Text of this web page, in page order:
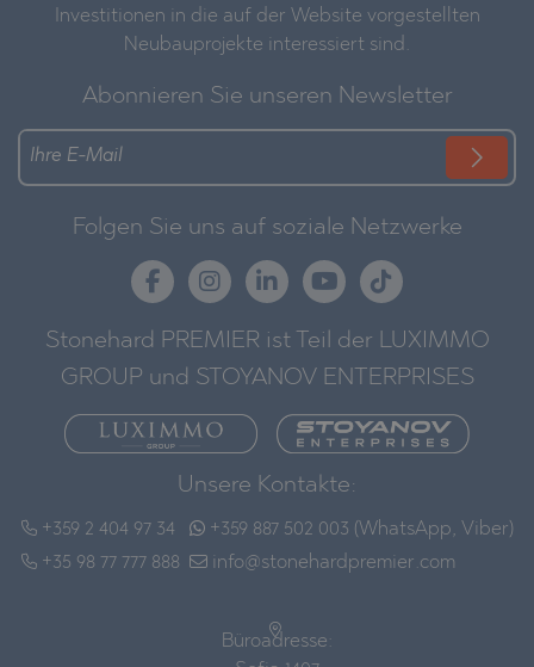
Investitionen in die auf der Website vorgestellten
Neubauprojekte interessiert sind.
Abonnieren Sie unseren Newsletter
Folgen Sie uns auf soziale Netzwerke
Stonehard PREMIER ist Teil der LUXIMMO
GROUP und STOYANOV ENTERPRISES
Unsere Kontakte:
+359 2 404 97 34
+35 98 77 777 888
+359 887 502 003 (WhatsApp, Viber)
info@stonehardpremier.com
Büroadresse: